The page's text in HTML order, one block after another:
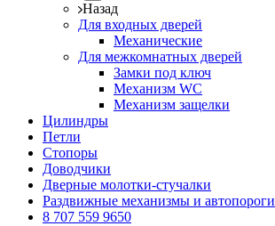
Назад
Для входных дверей
Механические
Для межкомнатных дверей
Замки под ключ
Механизм WC
Механизм защелки
Цилиндры
Петли
Стопоры
Доводчики
Дверные молотки-стучалки
Раздвижные механизмы и автопороги
8 707 559 9650